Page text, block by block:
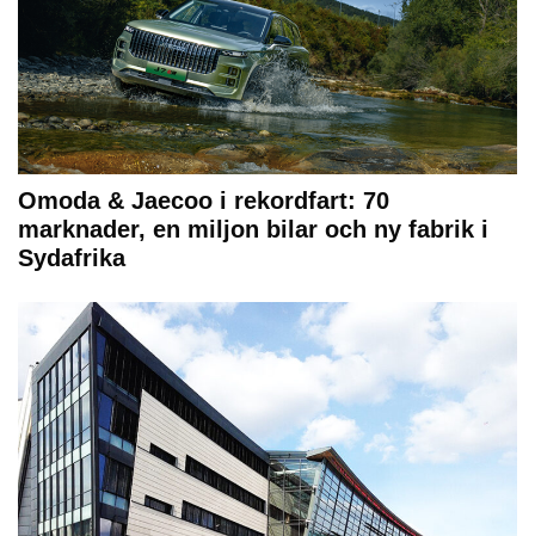
Omoda & Jaecoo i rekordfart: 70
marknader, en miljon bilar och ny fabrik i
Sydafrika